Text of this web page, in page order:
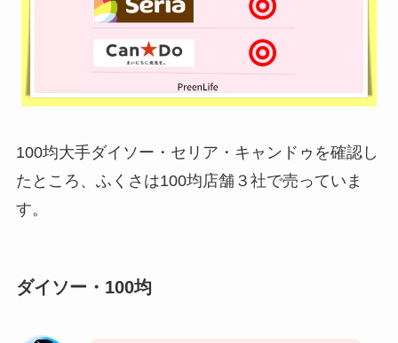
100均大手ダイソー・セリア・キャンドゥを確認し
たところ、ふくさは100均店舗３社で売っていま
す。
ダイソー・100均